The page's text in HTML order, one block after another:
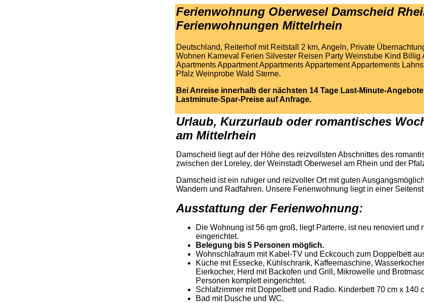
Ferienwohnung Oberwesel Damscheid
Ferienwohnungen Mittelrhein
Deutschland, Reiterhof mit Reitstall 2 km, Angeln, Private
Wohnen Karneval Ferien Silvester Reisen Party Weinstube Kind Billig
Apartments Appartment Appartments Appartement Appartements
Pfalz Weinprobe Wald Sterne.
Bei Anreise innerhalb der nächsten 14 Tage Last-Minute-
Lastminute-Spar-Preise auf Anfrage.
Urlaub, Kurzurlaub oder romantisches
am Mittelrhein
Damscheid liegt auf der Höhe des reizvollsten Abschnittes des
zwischen der Loreley, der Weinstadt Oberwesel am Rhein und der
Damscheid ist ein ruhiger und reizvoller Ort mit guten
Wandern und Radfahren. Unsere Ferienwohnung liegt in einer
Ausstattung der Ferienwohnung:
Die Wohnung ist 56 qm groß, liegt Parterre, ist neu renoviert und
eingerichtet.
Belegung bis 5 Personen möglich.
Wohnschlafraum mit Kabel-TV und Eckcouch zum Doppelbett
Küche mit Essecke, Kühlschrank, Kaffeemaschine,
Eierkocher, Herd mit Backofen und Grill, Mikrowelle und
Personen komplett eingerichtet.
Schlafzimmer mit Doppelbett und Radio. Kinderbett 70 cm x 140
Bad mit Dusche und WC.